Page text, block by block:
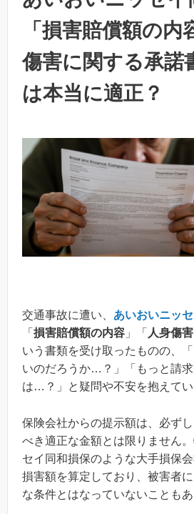
「損害賠償額の内
傷害に関する承諾
は本当に適正？
交通事故に遭い、 あいおいニッ
「 損害賠償額の内容 」「 人身傷
いう書類を受け取ったものの、
いのだろうか…？」「もっと請
は…？」と疑問や不安を抱えてい
保険会社からの提示額は、必ず
べき適正な金額とは限りません
セイ同和損保のような大手損保
損害額を算定しており、被害者
な条件とはなっていないこともあ